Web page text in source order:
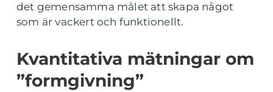
det gemensamma målet att skapa något
som är vackert och funktionellt.
Kvantitativa mätningar om
”formgivning”